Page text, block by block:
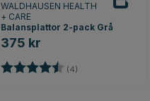
WALDHAUSEN HEALTH
+ CARE
Balansplattor 2-pack Grå
375 kr
Betyg: (4)